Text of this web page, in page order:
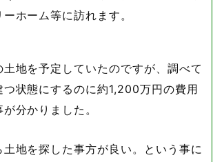
ホーム等に訪れます。
地を予定していたのですが、調べて
状態にするのに約1,200万円の費用
分かりました。
地を探した事方が良い。という事に